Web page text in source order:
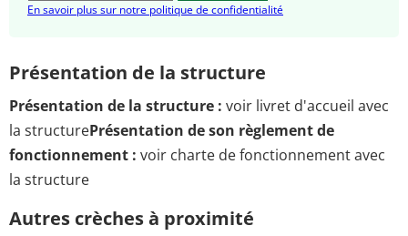
En savoir plus sur notre politique de confidentialité
Présentation de la structure
Présentation de la structure : voir livret d'accueil avec
la structurePrésentation de son règlement de
fonctionnement : voir charte de fonctionnement avec
la structure
Autres crèches à proximité